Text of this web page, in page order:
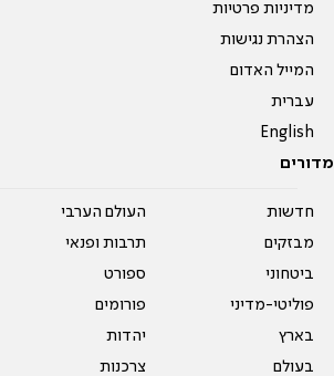
מדיניות פרטיות
הצהרת נגישות
המייל האדום
עברית
English
מדורים
חדשות
מבזקים
ביטחוני
פוליטי-מדיני
בארץ
בעולם
העולם הערבי
תרבות ופנאי
ספורט
פורומים
יהדות
צרכנות